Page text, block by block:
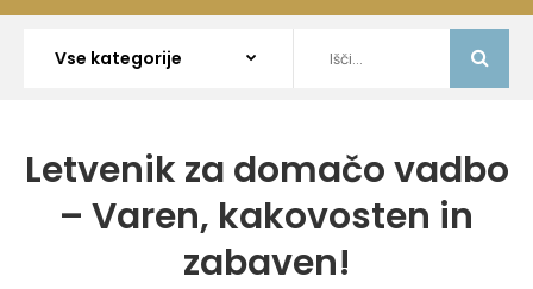
Letvenik za domačo vadbo
– Varen, kakovosten in
zabaven!